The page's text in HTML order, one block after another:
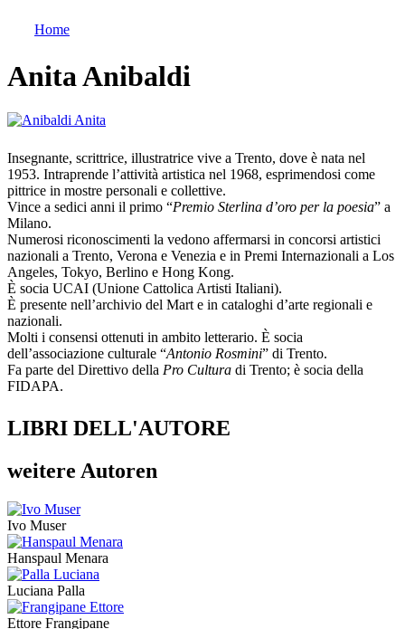
Home
Anita Anibaldi
Insegnante, scrittrice, illustratrice vive a Trento, dove è nata nel
1953. Intraprende l’attività artistica nel 1968, esprimendosi come
pittrice in mostre personali e collettive.
Vince a sedici anni il primo “Premio Sterlina d’oro per la poesia” a
Milano.
Numerosi riconoscimenti la vedono affermarsi in concorsi artistici
nazionali a Trento, Verona e Venezia e in Premi Internazionali a Los
Angeles, Tokyo, Berlino e Hong Kong.
È socia UCAI (Unione Cattolica Artisti Italiani).
È presente nell’archivio del Mart e in cataloghi d’arte regionali e
nazionali.
Molti i consensi ottenuti in ambito letterario. È socia
dell’associazione culturale “Antonio Rosmini” di Trento.
Fa parte del Direttivo della Pro Cultura di Trento; è socia della
FIDAPA.
LIBRI DELL'AUTORE
weitere Autoren
Ivo Muser
Hanspaul Menara
Luciana Palla
Ettore Frangipane